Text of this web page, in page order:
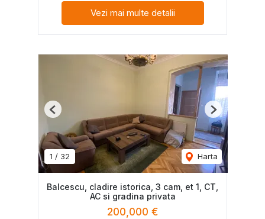
Vezi mai multe detalii
1 / 32 Harta
Previous Next
Balcescu, cladire istorica, 3 cam, et 1, CT,
AC si gradina privata
200,000 €